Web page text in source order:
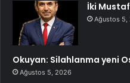
İki
Ağustos 5,
Okuyan: Silahlanma yeni
Ağustos 5, 2026